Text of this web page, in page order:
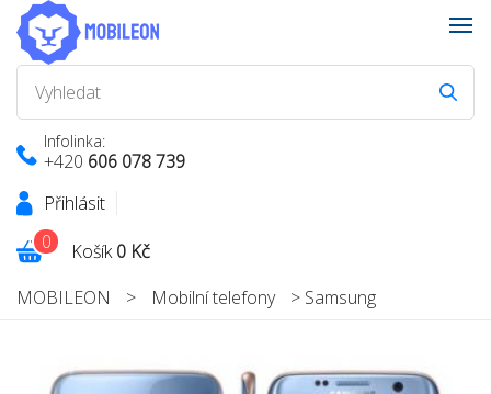
Infolinka:
+420 606 078 739
Přihlásit
Košík0 Kč
0
MOBILEON > Mobilní telefony > Samsung